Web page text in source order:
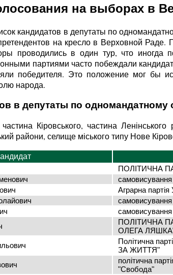
на выборах в
кандидатов в депутаты по
на кресло в Верховной
проводились в один тур, что иногда
партиями часто побеждали
победителя. Это положение мог бы
народа.
в депутаты по одномандатному
Кіровського, частина
райони, селище міського типу Нове
ПОЛІТИЧНА
самовисування
Аграрна партія
самовисування
самовисування
ПОЛІТИЧНА
ОЛЕГА
Політична
ЗА ЖИТТЯ"
політична
"Свобода"